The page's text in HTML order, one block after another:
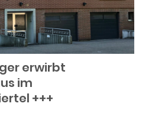
erwirbt
im
+++